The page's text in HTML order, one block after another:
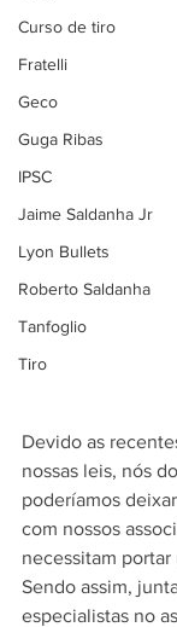
Curso de tiro
Fratelli
Geco
Guga Ribas
IPSC
Jaime Saldanha Jr
Lyon Bullets
Roberto Saldanha
Tanfoglio
Tiro
Devido as
nossas leis, nós
poderíamos
com nossos
necessitam portar
Sendo assim,
especialistas no